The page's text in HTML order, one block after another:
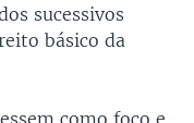
sucessivos
básico da
como foco e